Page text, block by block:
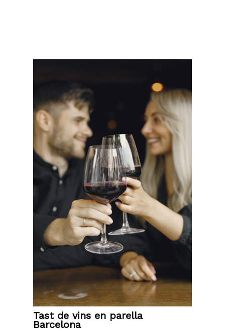
Tast de vins en parella
Barcelona